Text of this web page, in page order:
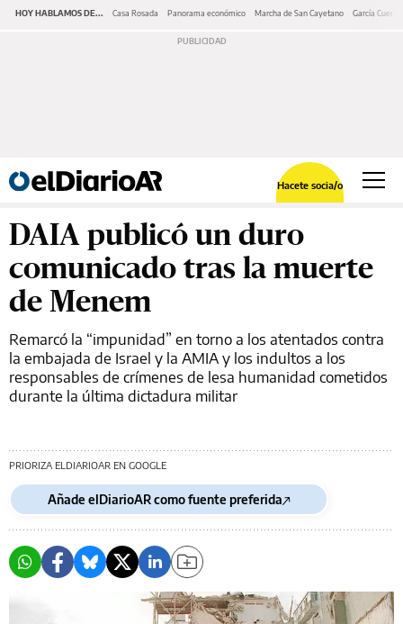
HOY HABLAMOS DE... Casa Rosada Panorama económico Marcha de San Cayetano García Cuerva
Hacete socia/o
DAIA publicó un duro
comunicado tras la muerte
de Menem
Remarcó la “impunidad” en torno a los atentados contra
la embajada de Israel y la AMIA y los indultos a los
responsables de crímenes de lesa humanidad cometidos
durante la última dictadura militar
PRIORIZA ELDIARIOAR EN GOOGLE
Añade elDiarioAR como fuente preferida